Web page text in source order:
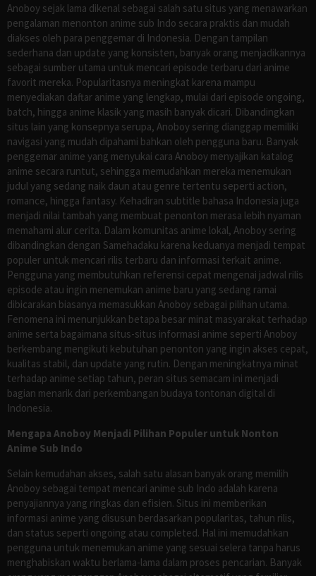
Anoboy sejak lama dikenal sebagai salah satu situs yang menawarkan
pengalaman menonton anime sub Indo secara praktis dan mudah
diakses oleh para penggemar di Indonesia. Dengan tampilan
sederhana dan update yang konsisten, banyak orang menjadikannya
sebagai sumber utama untuk mencari episode terbaru dari anime
favorit mereka. Popularitasnya meningkat karena mampu
menyediakan daftar anime yang lengkap, mulai dari episode ongoing,
batch, hingga anime klasik yang masih banyak dicari. Dibandingkan
situs lain yang konsepnya serupa, Anoboy sering dianggap memiliki
navigasi yang mudah dipahami bahkan oleh pengguna baru. Banyak
penggemar anime yang menyukai cara Anoboy menyajikan katalog
anime secara runtut, sehingga memudahkan mereka menemukan
judul yang sedang naik daun atau genre tertentu seperti action,
romance, hingga fantasy. Kehadiran subtitle bahasa Indonesia juga
menjadi nilai tambah yang membuat penonton merasa lebih nyaman
memahami alur cerita. Dalam komunitas anime lokal, Anoboy sering
dibandingkan dengan Samehadaku karena keduanya menjadi tempat
populer untuk mencari rilis terbaru dan informasi terkait anime.
Pengguna yang membutuhkan referensi cepat mengenai jadwal rilis
episode atau ingin menemukan anime baru yang sedang ramai
dibicarakan biasanya memasukkan Anoboy sebagai pilihan utama.
Fenomena ini menunjukkan betapa besar minat masyarakat terhadap
anime serta bagaimana situs-situs informasi anime seperti Anoboy
berkembang mengikuti kebutuhan penonton yang ingin akses cepat,
kualitas stabil, dan update yang rutin. Dengan meningkatnya minat
terhadap anime setiap tahun, peran situs semacam ini menjadi
bagian menarik dari perkembangan budaya tontonan digital di
Indonesia.
Mengapa Anoboy Menjadi Pilihan Populer untuk Nonton
Anime Sub Indo
Selain kemudahan akses, salah satu alasan banyak orang memilih
Anoboy sebagai tempat mencari anime sub Indo adalah karena
penyajiannya yang ringkas dan efisien. Situs ini memberikan
informasi anime yang disusun berdasarkan popularitas, tahun rilis,
dan status seperti ongoing atau completed. Hal ini memudahkan
pengguna untuk menemukan anime yang sesuai selera tanpa harus
menghabiskan waktu berlama-lama dalam proses pencarian. Banyak